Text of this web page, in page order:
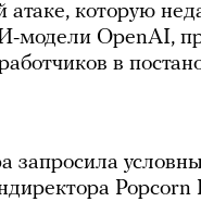
атаке, которую
модели OpenAI,
в
запросила
Popcorn